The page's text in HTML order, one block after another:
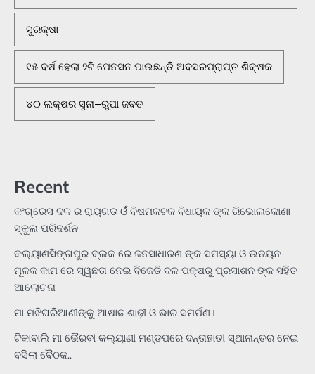
ସୁରକ୍ଷା
୧୫ ବର୍ଷ ହେଲା ୨ଟି ପେନସନ ପାଉଛନ୍ତି ଅବସରପ୍ରାପ୍ତ ଶିକ୍ଷକ
୪୦ ଲକ୍ଷର ସୁନା–ରୁପା ଜବତ
Recent
କଂଗ୍ରେସ ଦଳ ର ରାୟଗଡ ଓଁ ବିଷମକଟକ ବିଧାୟକ ଙ୍କ ରିଭୋଲକୋଣା
ସ୍କୁଲ ପରିଦର୍ଶନ
କଲ୍ୟାଣସିଙ୍ଗପୁର ବ୍ଲକ ରେ ଜନସାଧାରଣ ଙ୍କ ସମସ୍ୟା ଓ ଉନୟନ
ମୂଳକ କାମ ରେ ସ୍ୱଛତା ନେଇ ବିଜେଡି ଦଳ ପକ୍ଷରୁ ପ୍ରସାଶନ ଙ୍କ ସହିତ
ଆଲୋଚନା
ମା ମଝିଘରିଆଣୀଙ୍କୁ ଆଷାଢ ଶାଢ଼ୀ ଓ ଭାର ସମର୍ପଣ।
ଟିକାବାଲି ମା ଭୈରବୀ କଲ୍ୟାଣୀ ମଣ୍ଡପରେ ଦନ୍ତାହାତୀ ସ୍ଥାନାନ୍ତର ନେଇ
ବସିଲା ବୈଠକ..